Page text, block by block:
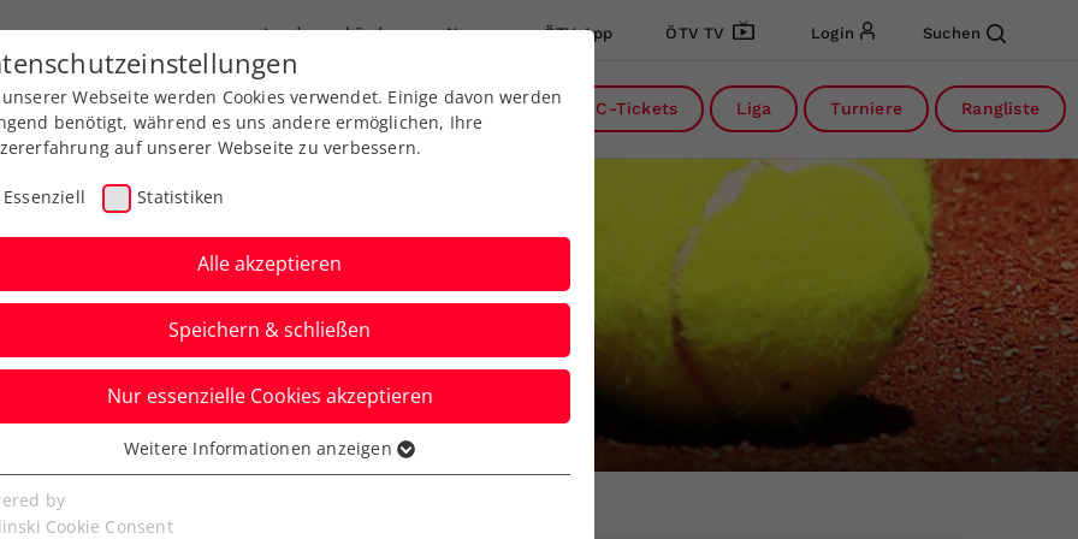
Landesverbände News ÖTV App ÖTV TV Login Suchen
Ausbildung Services Über uns DC-Tickets Liga Turniere Rangliste
Aktuelle News
Webseite werden Cookies verwendet. Einige davon werden
benötigt, während es uns andere ermöglichen, Ihre
auf unserer Webseite zu verbessern.
Essenziell Statistiken
Alle akzeptieren
Speichern & schließen
Nur essenzielle Cookies akzeptieren
Cookies werden für grundlegende Funktionen der
benötigt. Dadurch ist gewährleistet, dass die Webseite
Weitere Informationen anzeigen
by
Cookie Consent